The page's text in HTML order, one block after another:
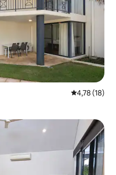
4,78 de uma
4,78 (18)